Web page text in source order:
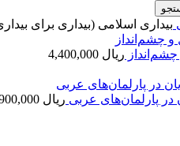
بیداری اسلامی (بیداری برای
ریال
پارلمان‌های عربی ریال